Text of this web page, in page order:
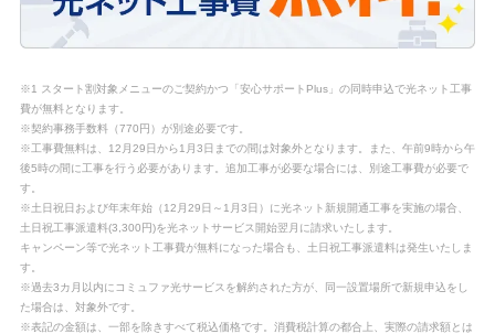
※1 スタート割対象メニューのご契約かつ「安心サポートPlus」の同時申込で光ネット工事
費が無料となります。
※契約事務手数料（770円）が別途必要です。
※工事費無料は、12月29日から1月3日までの間は対象外となります。また、午前9時から午
後5時の間に工事を行う必要があります。追加工事が必要な場合には、別途工事費が必要で
す。
※土日祝日および年末年始（12月29日～1月3日）に光ネット新規開通工事を実施の場合、
土日祝工事派遣料(3,300円)を光ネットサービス開始翌月に請求いたします。
キャンペーン等で光ネット工事費が無料になった場合も、土日祝工事派遣料は発生いたしま
す。
※過去3カ月以内にコミュファ光サービスを解約された方が、同一設置場所で新規申込をし
た場合は、対象外です。
※表記の金額は、一部を除きすべて税込価格です。消費税計算の都合上、実際の請求額とは